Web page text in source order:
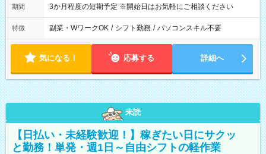
期間 3か月程度の短期予定 ※開始日はお気軽にご相談ください
特徴 副業・WワークOK / シフト勤務 / パソコンスキル不要
気になる！ 応募する 詳細へ
未読
【日払い・未経験歓迎！】稼ぎたい日にサクッ
と勤務！単発・週1日～自由シフトの軽作業